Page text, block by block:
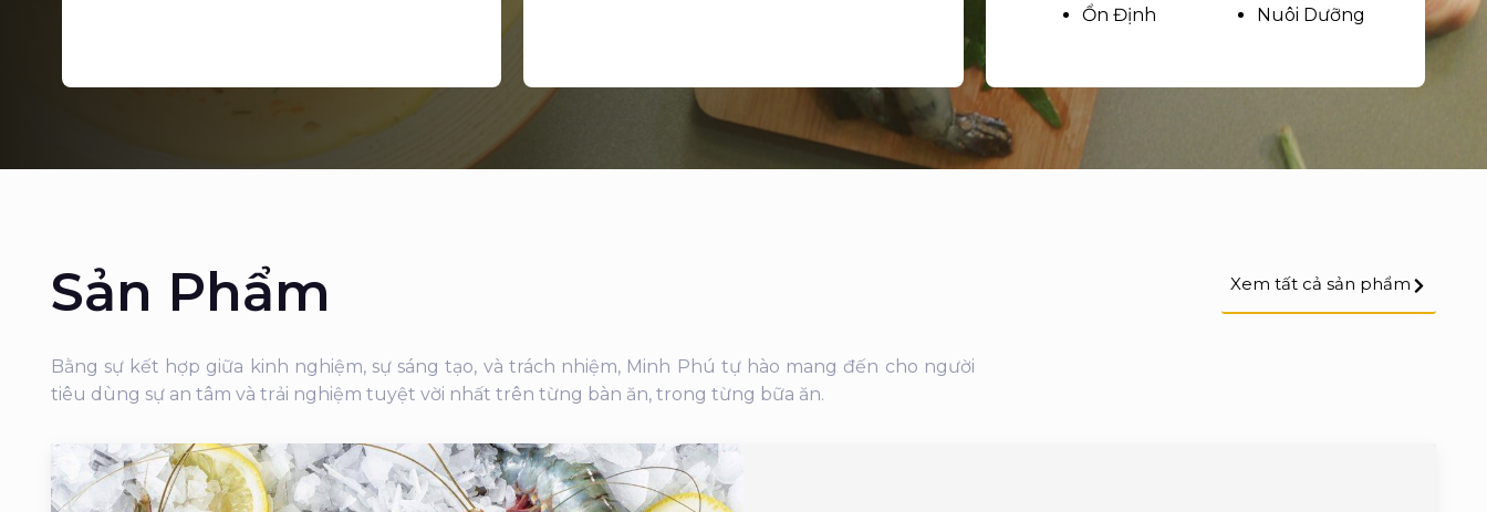
Ổn Định
Nuôi Dưỡng
Sản Phẩm Xem tất cả sản phẩm
Bằng sự kết hợp giữa kinh nghiệm, sự sáng tạo, và trách nhiệm, Minh Phú tự hào mang đến cho người
tiêu dùng sự an tâm và trải nghiệm tuyệt vời nhất trên từng bàn ăn, trong từng bữa ăn.